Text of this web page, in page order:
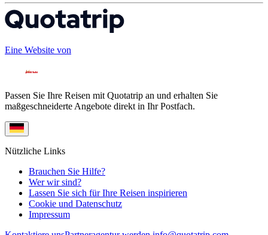
Eine Website von
Passen Sie Ihre Reisen mit Quotatrip an und erhalten Sie
maßgeschneiderte Angebote direkt in Ihr Postfach.
Nützliche Links
Brauchen Sie Hilfe?
Wer wir sind?
Lassen Sie sich für Ihre Reisen inspirieren
Cookie und Datenschutz
Impressum